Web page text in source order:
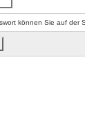
können Sie auf der